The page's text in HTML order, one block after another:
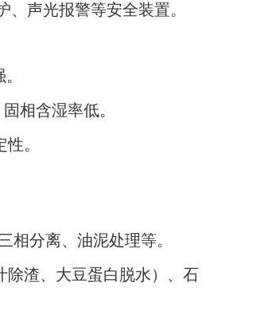
、声光报警等安全装置。
相含湿率低。
。
相分离、油泥处理等。
除渣、大豆蛋白脱水）、石